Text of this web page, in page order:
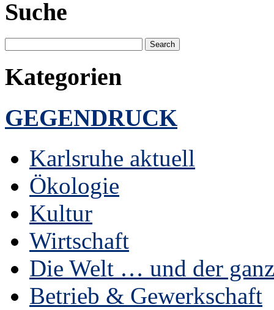
Suche
Kategorien
GEGENDRUCK
Karlsruhe aktuell
Ökologie
Kultur
Wirtschaft
Die Welt … und der
Betrieb & Gewerkschaft